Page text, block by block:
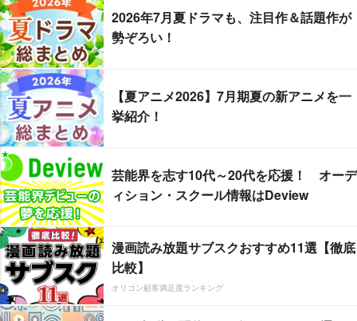
2026年7月夏ドラマも、注目作＆話題作が
勢ぞろい！
【夏アニメ2026】7月期夏の新アニメを一
挙紹介！
芸能界を志す10代～20代を応援！ オーデ
ィション・スクール情報はDeview
漫画読み放題サブスクおすすめ11選【徹底
比較】
オリコン顧客満足度ランキング